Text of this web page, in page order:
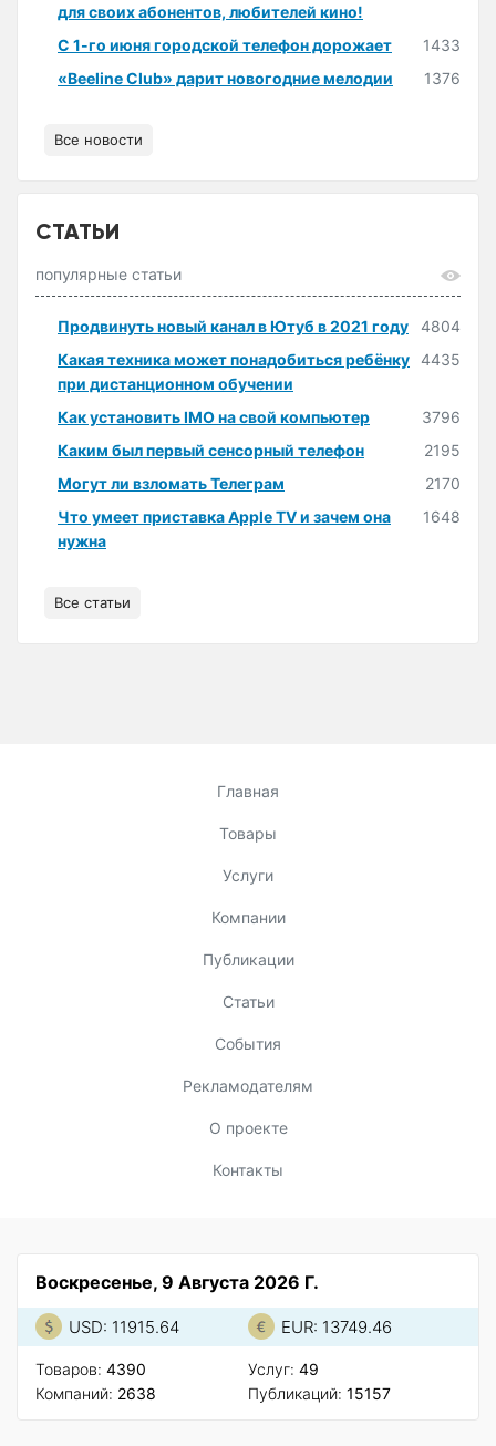
для своих абонентов, любителей кино!
С 1-го июня городской телефон дорожает
1433
«Beeline Club» дарит новогодние мелодии
1376
Все новости
СТАТЬИ
популярные статьи
Продвинуть новый канал в Ютуб в 2021 году
4804
Какая техника может понадобиться ребёнку
при дистанционном обучении
4435
Как установить IMO на свой компьютер
3796
Каким был первый сенсорный телефон
2195
Могут ли взломать Телеграм
2170
Что умеет приставка Apple TV и зачем она
нужна
1648
Все статьи
Главная
Товары
Услуги
Компании
Публикации
Статьи
События
Рекламодателям
О проекте
Контакты
Воскресенье, 9 Августа 2026 Г.
USD: 11915.64 EUR: 13749.46
Товаров: 4390
Компаний: 2638
Услуг: 49
Публикаций: 15157